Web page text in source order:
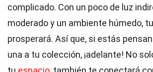
complicado. Con un poco de luz
moderado y un ambiente húmedo,
prosperará. Así que, si estás
una a tu colección, ¡adelante! No